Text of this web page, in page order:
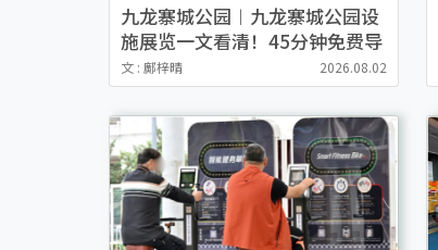
九龙寨城公园︱九龙寨城公园设
施展览一文看清！45分钟免费导
赏团/交通方式一览
文 : 鄺梓晴 2026.08.02